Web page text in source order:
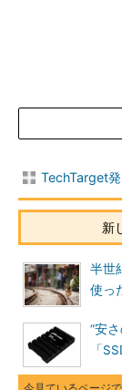
TechTarget
新
半世
使っ
“安
「